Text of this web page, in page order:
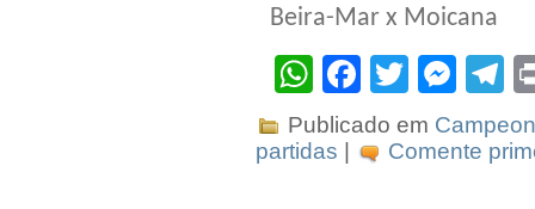
Beira-Mar x Moicana
WhatsApp
Facebook
Twitter
Publicado em
partidas
Comente